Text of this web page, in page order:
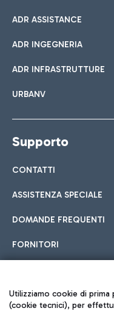
ADR ASSISTANCE
ADR INGEGNERIA
ADR INFRASTRUTTURE
URBANV
Supporto
CONTATTI
ASSISTENZA SPECIALE
DOMANDE FREQUENTI
FORNITORI
Seguici sui
Utilizziamo cookie di
(cookie tecnici), per